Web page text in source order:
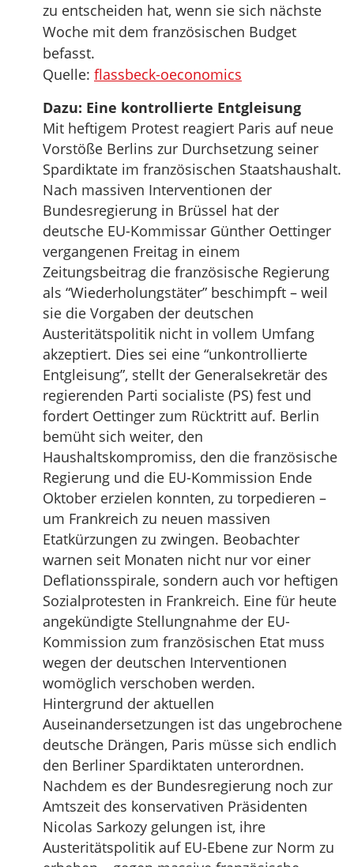
zu entscheiden hat, wenn sie sich nächste
Woche mit dem französischen Budget
befasst.
Quelle: flassbeck-oeconomics
Dazu: Eine kontrollierte Entgleisung
Mit heftigem Protest reagiert Paris auf neue
Vorstöße Berlins zur Durchsetzung seiner
Spardiktate im französischen Staatshaushalt.
Nach massiven Interventionen der
Bundesregierung in Brüssel hat der
deutsche EU-Kommissar Günther Oettinger
vergangenen Freitag in einem
Zeitungsbeitrag die französische Regierung
als “Wiederholungstäter” beschimpft – weil
sie die Vorgaben der deutschen
Austeritätspolitik nicht in vollem Umfang
akzeptiert. Dies sei eine “unkontrollierte
Entgleisung”, stellt der Generalsekretär des
regierenden Parti socialiste (PS) fest und
fordert Oettinger zum Rücktritt auf. Berlin
bemüht sich weiter, den
Haushaltskompromiss, den die französische
Regierung und die EU-Kommission Ende
Oktober erzielen konnten, zu torpedieren –
um Frankreich zu neuen massiven
Etatkürzungen zu zwingen. Beobachter
warnen seit Monaten nicht nur vor einer
Deflationsspirale, sondern auch vor heftigen
Sozialprotesten in Frankreich. Eine für heute
angekündigte Stellungnahme der EU-
Kommission zum französischen Etat muss
wegen der deutschen Interventionen
womöglich verschoben werden.
Hintergrund der aktuellen
Auseinandersetzungen ist das ungebrochene
deutsche Drängen, Paris müsse sich endlich
den Berliner Spardiktaten unterordnen.
Nachdem es der Bundesregierung noch zur
Amtszeit des konservativen Präsidenten
Nicolas Sarkozy gelungen ist, ihre
Austeritätspolitik auf EU-Ebene zur Norm zu